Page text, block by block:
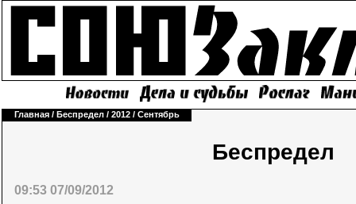
Главная / Беспредел / 2012 / Сентябрь
Беспредел
09:53 07/09/2012